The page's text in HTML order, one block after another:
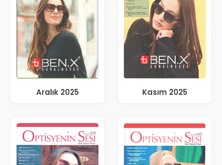
Aralık 2025 Kasım 2025